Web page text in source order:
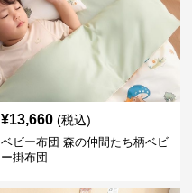
¥13,660 (税込)
ベビー布団 森の仲間たち柄ベビ
ー掛布団